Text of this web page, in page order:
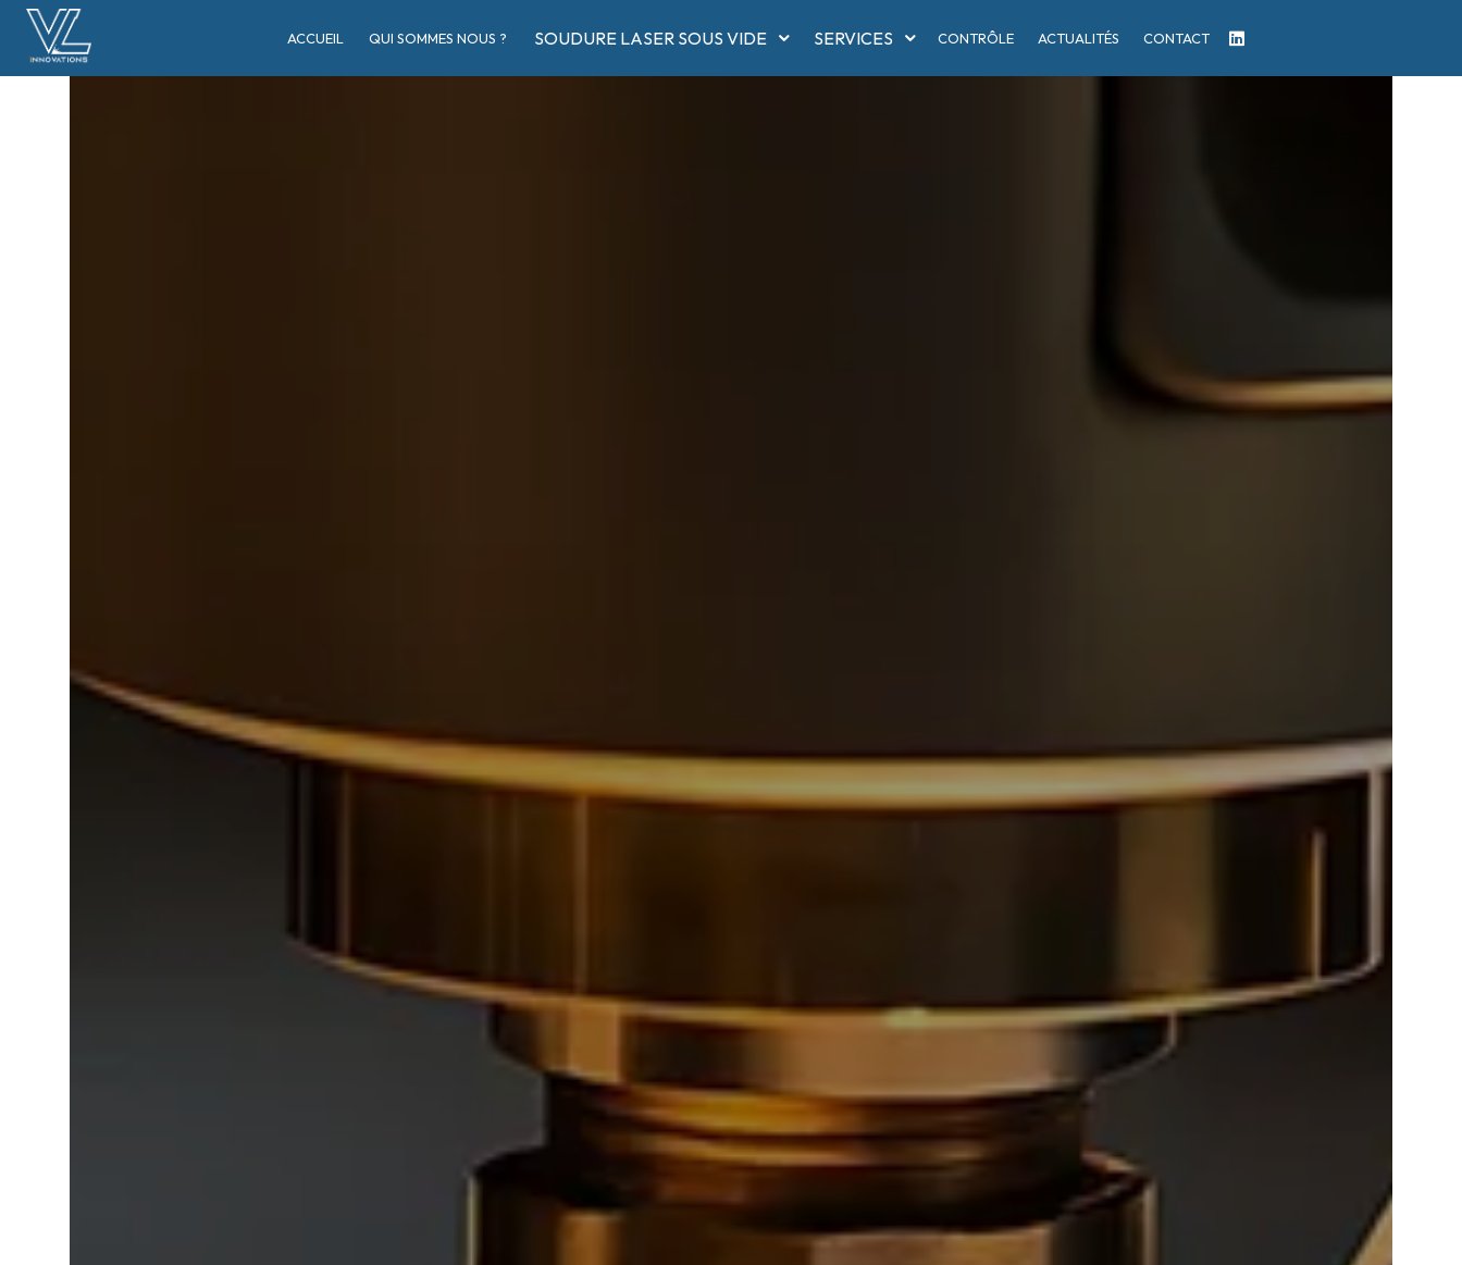
ACCUEIL QUI SOMMES NOUS ? SOUDURE LASER SOUS VIDE SERVICES CONTRÔLE ACTUALITÉS CONTACT
Panneau de gestion des cookies